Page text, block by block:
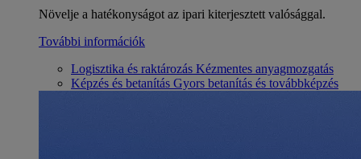
Növelje a hatékonyságot az ipari kiterjesztett valósággal.
További információk
Logisztika és raktározás Kézmentes anyagmozgatás
Képzés és betanítás Gyors betanítás és továbbképzés